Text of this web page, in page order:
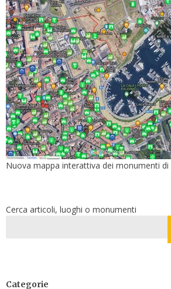
Nuova mappa interattiva dei monumenti di
Cerca articoli, luoghi o monumenti
Categorie